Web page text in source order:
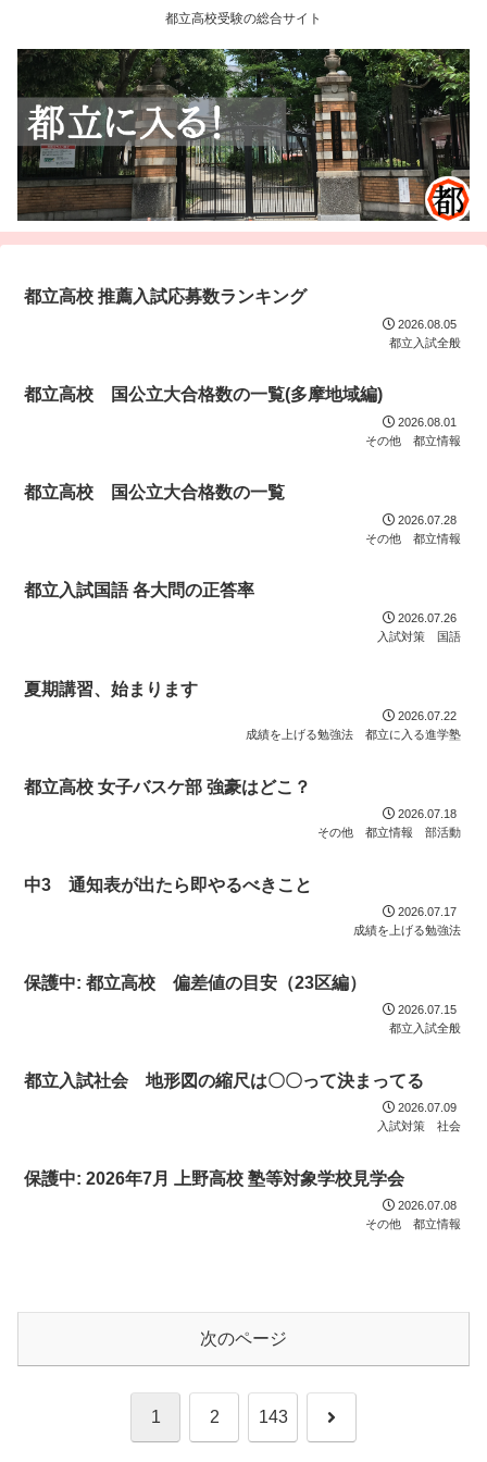
都立高校受験の総合サイト
都立高校 推薦入試応募数ランキング
2026.08.05
都立入試全般
都立高校 国公立大合格数の一覧(多摩地域編)
2026.08.01
その他 都立情報
都立高校 国公立大合格数の一覧
2026.07.28
その他 都立情報
都立入試国語 各大問の正答率
2026.07.26
入試対策 国語
夏期講習、始まります
2026.07.22
成績を上げる勉強法
都立に入る進学塾
都立高校 女子バスケ部 強豪はどこ？
2026.07.18
その他 都立情報
部活動
中3 通知表が出たら即やるべきこと
2026.07.17
成績を上げる勉強法
保護中: 都立高校 偏差値の目安（23区編）
2026.07.15
都立入試全般
都立入試社会 地形図の縮尺は〇〇って決まってる
2026.07.09
入試対策 社会
保護中: 2026年7月 上野高校 塾等対象学校見学会
2026.07.08
その他 都立情報
次のページ
1 2 143 次